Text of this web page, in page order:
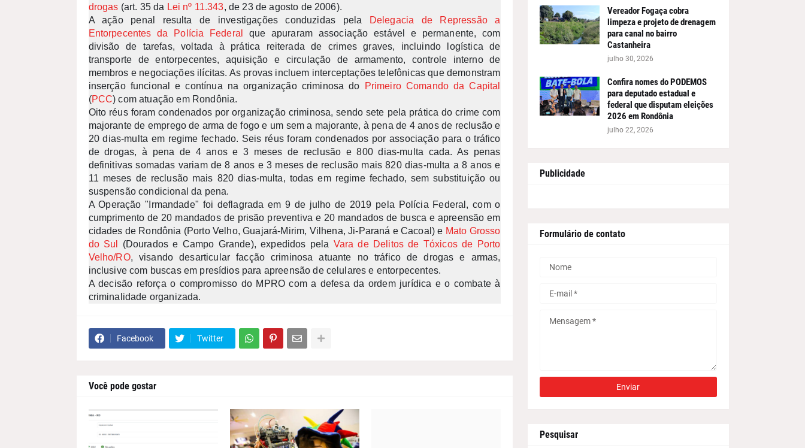
drogas (art. 35 da Lei nº 11.343, de 23 de agosto de 2006).
A ação penal resulta de investigações conduzidas pela
Delegacia de Repressão a
Entorpecentes da Polícia Federal
que apuraram associação estável e permanente, com
divisão de tarefas, voltada à prática reiterada de crimes graves, incluindo logística de
transporte de entorpecentes, aquisição e circulação de armamento, controle interno de
membros e negociações ilícitas. As provas incluem interceptações telefônicas que demonstram
inserção funcional e contínua na organização criminosa do
Primeiro Comando da Capital
(PCC) com atuação em Rondônia.
Oito réus foram condenados por organização criminosa, sendo sete pela prática do crime com
majorante de emprego de arma de fogo e um sem a majorante, à pena de 4 anos de reclusão e
20 dias-multa em regime fechado. Seis réus foram condenados por associação para o tráfico
de drogas, à pena de 4 anos e 3 meses de reclusão e 800 dias-multa cada. As penas
definitivas somadas variam de 8 anos e 3 meses de reclusão mais 820 dias-multa a 8 anos e
11 meses de reclusão mais 820 dias-multa, todas em regime fechado, sem substituição ou
suspensão condicional da pena.
A Operação "Irmandade" foi deflagrada em 9 de julho de 2019 pela Polícia Federal, com o
cumprimento de 20 mandados de prisão preventiva e 20 mandados de busca e apreensão em
cidades de Rondônia (Porto Velho, Guajará-Mirim, Vilhena, Ji-Paraná e Cacoal) e Mato Grosso
do Sul
(Dourados e Campo Grande), expedidos pela Vara de Delitos de Tóxicos de Porto
Velho/RO, visando desarticular facção criminosa atuante no tráfico de drogas e armas,
inclusive com buscas em presídios para apreensão de celulares e entorpecentes.
A decisão reforça o compromisso do MPRO com a defesa da ordem jurídica e o combate à
criminalidade organizada.
Facebook Twitter
Você pode gostar
Vereador Fogaça cobra
limpeza e projeto de drenagem
para canal no bairro
Castanheira
julho 30, 2026
Confira nomes do PODEMOS
para deputado estadual e
federal que disputam eleições
2026 em Rondônia
julho 22, 2026
Publicidade
Formulário de contato
Pesquisar